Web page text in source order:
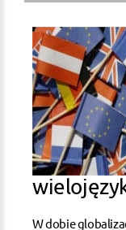
W dobie